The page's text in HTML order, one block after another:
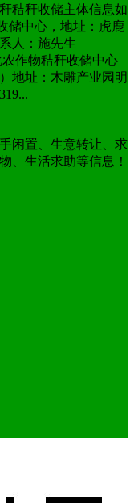
秸秆收储主体信息如
储中心，地址：虎鹿
人：施先生
作物秸秆收储中心
地址：木雕产业园明
闲置、生意转让、求
、生活求助等信息！